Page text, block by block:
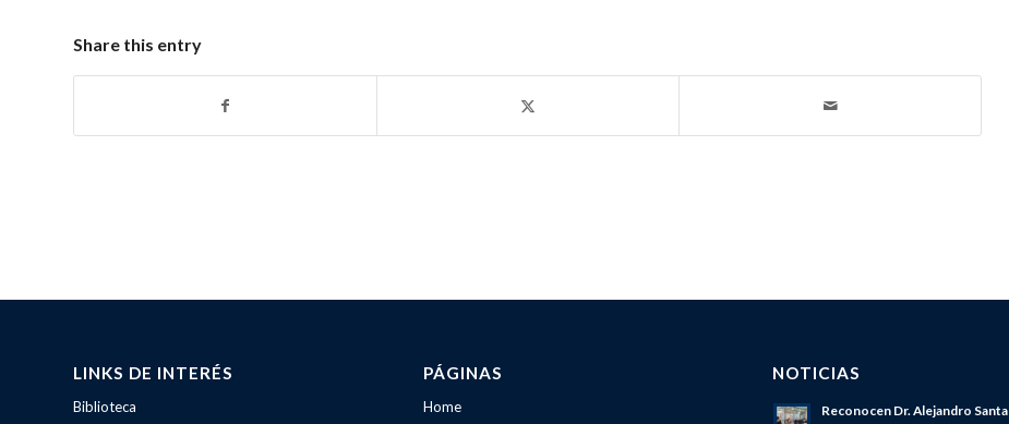
Share this entry
LINKS DE INTERÉS
Biblioteca
PÁGINAS
Home
NOTICIAS
Reconocen Dr. Alejandro Santa